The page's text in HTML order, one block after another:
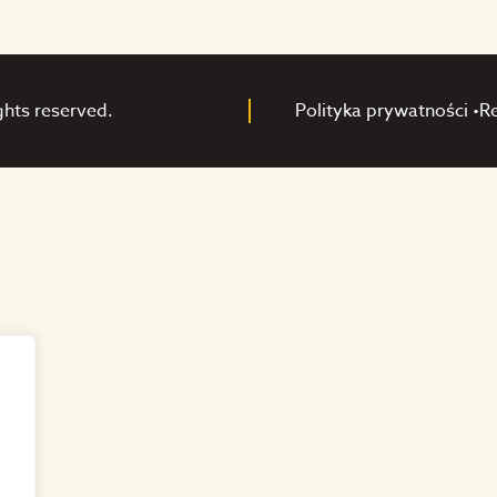
reserved. Polityka prywatności •